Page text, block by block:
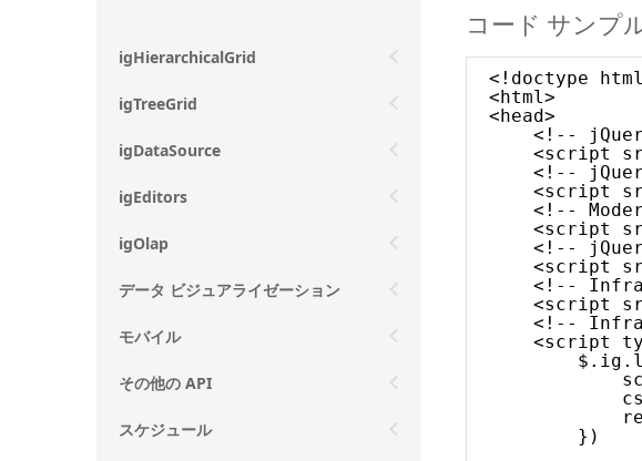
igHierarchicalGrid
igTreeGrid
igDataSource
igEditors
igOlap
データ ビジュアライゼーション
モバイル
その他の API
スケジュール
コード サンプ
<!doctype
<html>
<head>
<!--
<script
<!--
<script
<!--
<script
<!--
<script
<!--
<script
<!--
<script
})